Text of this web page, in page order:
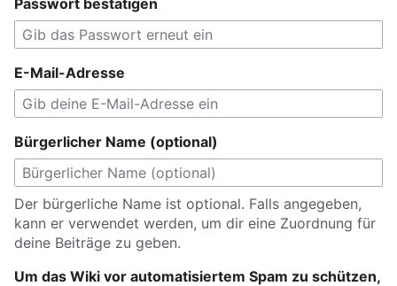
Passwort bestätigen
E-Mail-Adresse
Bürgerlicher Name (optional)
Der bürgerliche Name ist optional. Falls angegeben,
kann er verwendet werden, um dir eine Zuordnung für
deine Beiträge zu geben.
Um das Wiki vor automatisiertem Spam zu schützen,